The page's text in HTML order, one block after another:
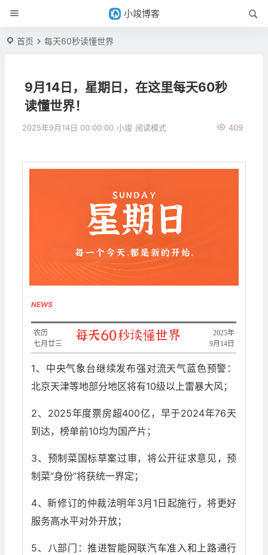
小竣博客
首页 每天60秒读懂世界
9月14日，星期日，在这里每天60秒
读懂世界！
2025年9月14日 00:00:00 小竣 409
阅读模式
NEWS
​2025年
9月14日
农历
七月廿三
1、中央气象台继续发布强对流天气蓝色预警：
北京天津等地部分地区将有10级以上雷暴大风；
2、2025年度票房超400亿，早于2024年76天
到达，榜单前10均为国产片；
3、预制菜国标草案过审，将公开征求意见，预
制菜“身份”将获统一界定；
4、新修订的仲裁法明年3月1日起施行，将更好
服务高水平对外开放；
5、八部门：推进智能网联汽车准入和上路通行